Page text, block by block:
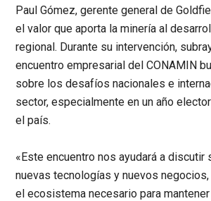
Paul Gómez, gerente general de
el valor que aporta la minería al
regional. Durante su intervención,
encuentro empresarial del CONAMIN
sobre los desafíos nacionales e
sector, especialmente en un año
el país.
«Este encuentro nos ayudará a discutir
nuevas tecnologías y nuevos
el ecosistema necesario para